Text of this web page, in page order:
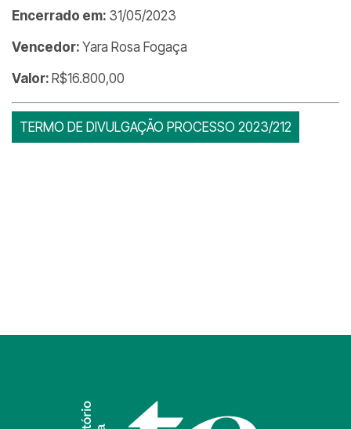
Encerrado em: 31/05/2023
Vencedor: Yara Rosa Fogaça
Valor: R$16.800,00
TERMO DE DIVULGAÇÃO PROCESSO 2023/212